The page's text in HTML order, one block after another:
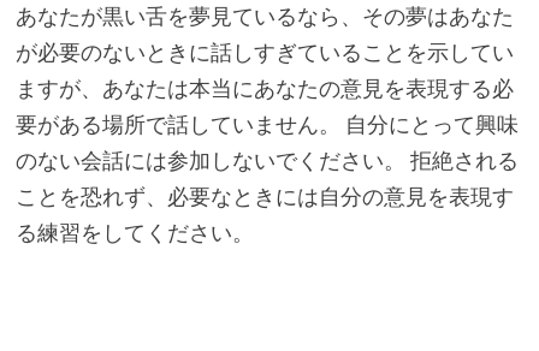
あなたが黒い舌を夢見ているなら、その夢はあなた
が必要のないときに話しすぎていることを示してい
ますが、あなたは本当にあなたの意見を表現する必
要がある場所で話していません。 自分にとって興味
のない会話には参加しないでください。 拒絶される
ことを恐れず、必要なときには自分の意見を表現す
る練習をしてください。